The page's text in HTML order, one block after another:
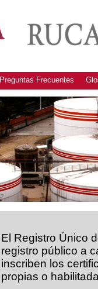
Preguntas Frecuentes
El Registro Único
registro público a
inscriben los
propias o